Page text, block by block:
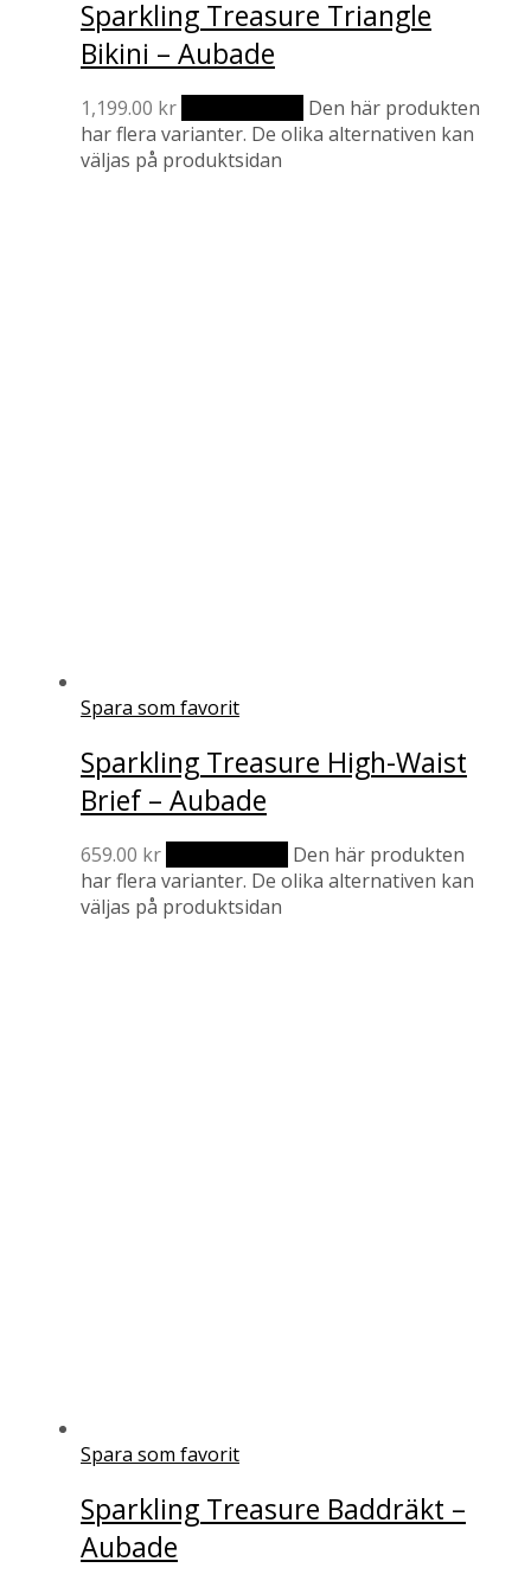
Sparkling Treasure Triangle
Bikini – Aubade
1,199.00 kr
Den här produkten
har flera varianter. De olika alternativen kan
väljas på produktsidan
Spara som favorit
Sparkling Treasure High-Waist
Brief – Aubade
659.00 kr
Den här produkten
har flera varianter. De olika alternativen kan
väljas på produktsidan
Spara som favorit
Sparkling Treasure Baddräkt –
Aubade